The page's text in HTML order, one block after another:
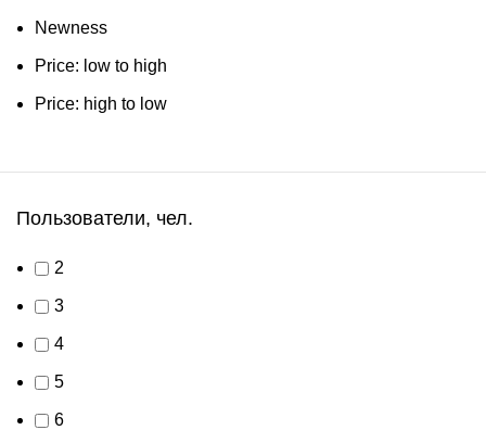
Newness
Price: low to high
Price: high to low
Пользователи, чел.
2
3
4
5
6